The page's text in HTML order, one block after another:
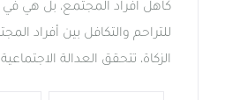
كاهل أفراد المجتمع، بل هي في
للتراحم والتكافل بين أفراد
الزكاة، تتحقق العدالة الاجتماعية